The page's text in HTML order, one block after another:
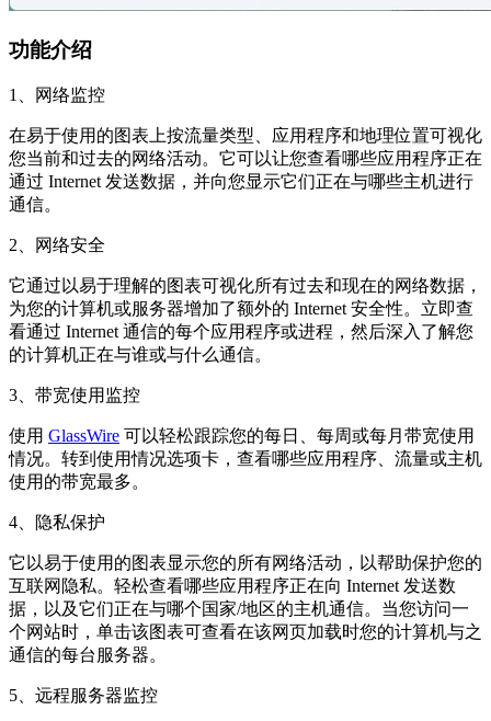
功能介绍
1、网络监控
在易于使用的图表上按流量类型、应用程序和地理位置可视化
您当前和过去的网络活动。它可以让您查看哪些应用程序正在
通过 Internet 发送数据，并向您显示它们正在与哪些主机进行
通信。
2、网络安全
它通过以易于理解的图表可视化所有过去和现在的网络数据，
为您的计算机或服务器增加了额外的 Internet 安全性。立即查
看通过 Internet 通信的每个应用程序或进程，然后深入了解您
的计算机正在与谁或与什么通信。
3、带宽使用监控
使用 GlassWire 可以轻松跟踪您的每日、每周或每月带宽使用
情况。转到使用情况选项卡，查看哪些应用程序、流量或主机
使用的带宽最多。
4、隐私保护
它以易于使用的图表显示您的所有网络活动，以帮助保护您的
互联网隐私。轻松查看哪些应用程序正在向 Internet 发送数
据，以及它们正在与哪个国家/地区的主机通信。当您访问一
个网站时，单击该图表可查看在该网页加载时您的计算机与之
通信的每台服务器。
5、远程服务器监控